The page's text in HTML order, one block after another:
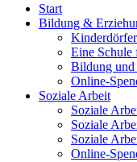
Start
Bildung &
Eine Schule
Bildung
Online-
Soziale Arbeit
Soziale
Soziale
Soziale
Online-